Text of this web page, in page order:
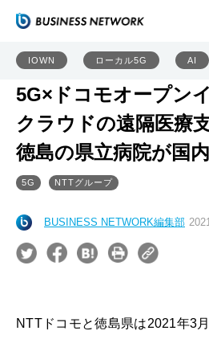
IOWN ローカル5G AI
5G×ドコモオープン
クラウドの遠隔医療
徳島の県立病院が国
5G NTTグループ
BUSINESS NETWORK編集部
NTTドコモと徳島県は2021年3